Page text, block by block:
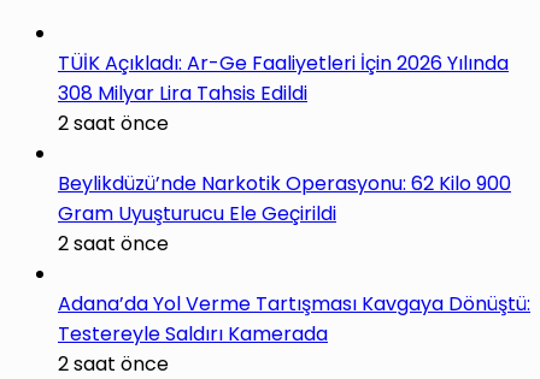
TÜİK Açıkladı: Ar-Ge Faaliyetleri İçin 2026 Yılında
308 Milyar Lira Tahsis Edildi
2 saat önce
Beylikdüzü’nde Narkotik Operasyonu: 62 Kilo 900
Gram Uyuşturucu Ele Geçirildi
2 saat önce
Adana’da Yol Verme Tartışması Kavgaya Dönüştü:
Testereyle Saldırı Kamerada
2 saat önce